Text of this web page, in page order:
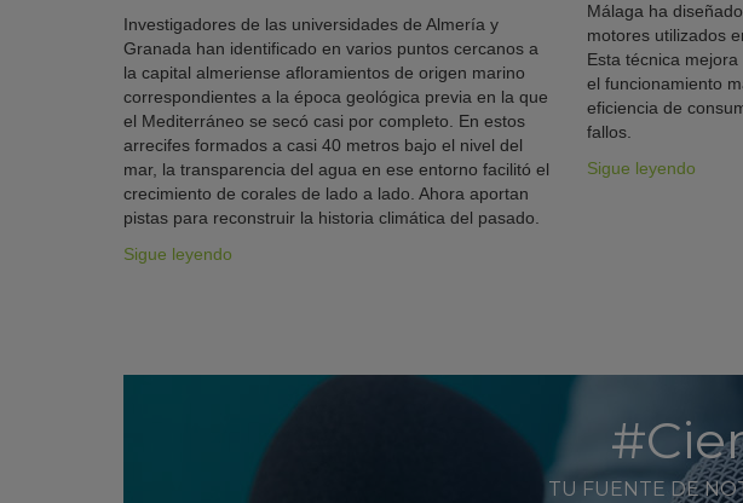
Investigadores de las universidades de Almería y
Granada han identificado en varios puntos cercanos a
la capital almeriense afloramientos de origen marino
correspondientes a la época geológica previa en la que
el Mediterráneo se secó casi por completo. En estos
arrecifes formados a casi 40 metros bajo el nivel del
mar, la transparencia del agua en ese entorno facilitó el
crecimiento de corales de lado a lado. Ahora aportan
pistas para reconstruir la historia climática del pasado.
Sigue leyendo
Málaga ha
motores utilizados
Esta técnica
el funcionamiento
eficiencia de
fallos.
Sigue leyendo
TU FUENTE DE